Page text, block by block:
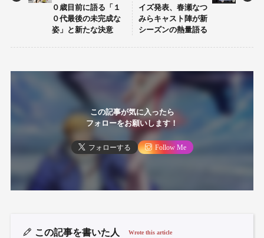
０歳目前に語る「１
０代最後の未完成な
姿」と新たな決意
イズ発表、春瀬なつ
みらキャスト陣が新
シーズンの熱量語る
この記事が気に入ったら
フォローをお願いします！
フォローする Follow Me
この記事を書いた人 Wrote this article